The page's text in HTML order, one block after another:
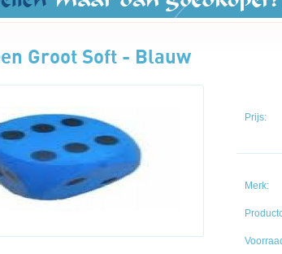
Groot Soft - Blauw
Prijs:
Merk: